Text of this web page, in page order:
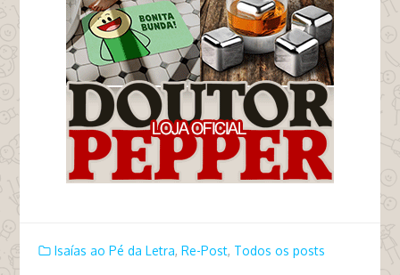
Isaías ao Pé da Letra, Re-Post, Todos os posts